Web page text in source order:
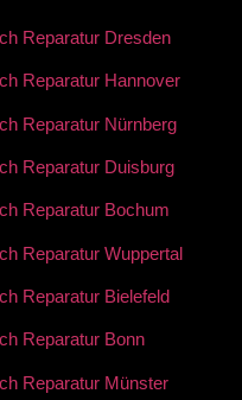
Reparatur Dresden
Reparatur Hannover
Reparatur Nürnberg
Reparatur Duisburg
Reparatur Bochum
Reparatur Wuppertal
Reparatur Bielefeld
Reparatur Bonn
Reparatur Münster